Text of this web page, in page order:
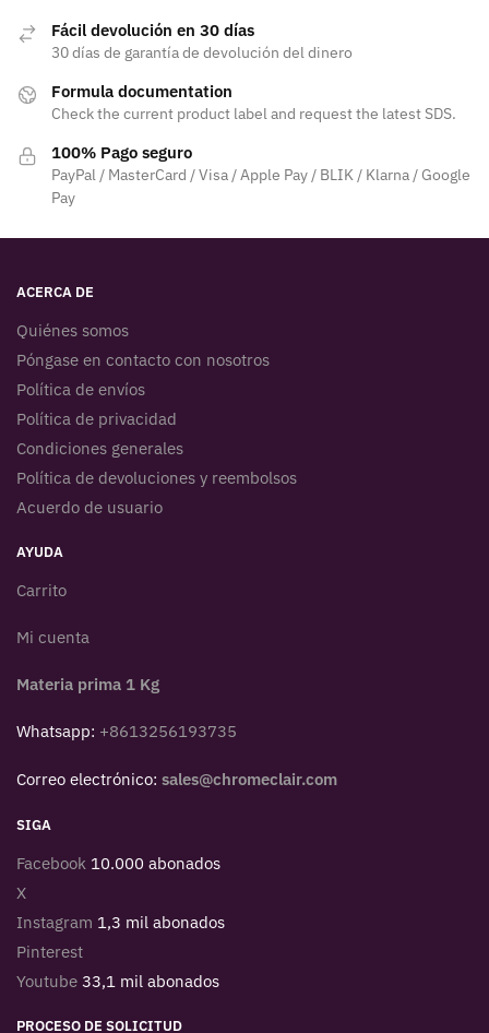
Fácil devolución en 30 días
30 días de garantía de devolución del dinero
Formula documentation
Check the current product label and request the latest SDS.
100% Pago seguro
PayPal / MasterCard / Visa / Apple Pay / BLIK / Klarna / Google
Pay
ACERCA DE
Quiénes somos
Póngase en contacto con nosotros
Política de envíos
Política de privacidad
Condiciones generales
Política de devoluciones y reembolsos
Acuerdo de usuario
AYUDA
Carrito
Mi cuenta
Materia prima 1 Kg
Whatsapp: +8613256193735
Correo electrónico: sales@chromeclair.com
SIGA
Facebook 10.000 abonados
X
Instagram 1,3 mil abonados
Pinterest
Youtube 33,1 mil abonados
PROCESO DE SOLICITUD